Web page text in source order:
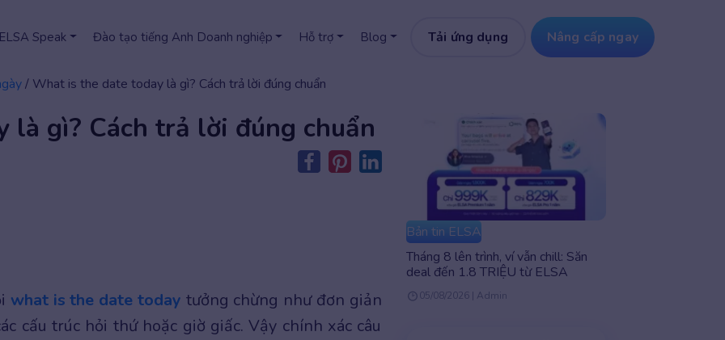
Speak Đào tạo tiếng Anh Doanh nghiệp Hỗ trợ Blog Tải ứng dụng Nâng cấp ngay
/ What is the date today là gì? Cách trả lời đúng chuẩn
gì? Cách trả lời đúng chuẩn
what is the date today tưởng chừng như đơn giản
cấu trúc hỏi thứ hoặc giờ giấc. Vậy chính xác câu
Bản tin ELSA
Tháng 8 lên trình, ví vẫn chill: Săn
deal đến 1.8 TRIỆU từ ELSA
05/08/2026 | Admin